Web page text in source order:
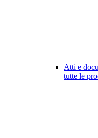
Atti e
tutte le